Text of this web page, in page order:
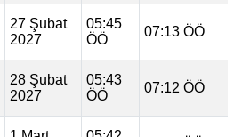
27 Şubat
2027
05:45
ÖÖ
07:13 ÖÖ
28 Şubat
2027
05:43
ÖÖ
07:12 ÖÖ